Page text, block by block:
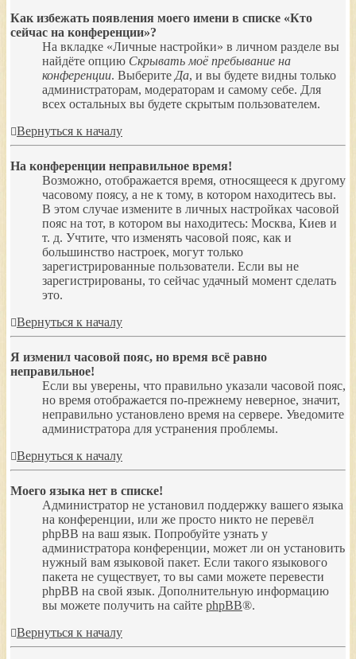
Как избежать появления моего имени в списке «Кто
сейчас на конференции»?
На вкладке «Личные настройки» в личном разделе вы
найдёте опцию Скрывать моё пребывание на
конференции. Выберите Да, и вы будете видны только
администраторам, модераторам и самому себе. Для
всех остальных вы будете скрытым пользователем.
Вернуться к началу
На конференции неправильное время!
Возможно, отображается время, относящееся к другому
часовому поясу, а не к тому, в котором находитесь вы.
В этом случае измените в личных настройках часовой
пояс на тот, в котором вы находитесь: Москва, Киев и
т. д. Учтите, что изменять часовой пояс, как и
большинство настроек, могут только
зарегистрированные пользователи. Если вы не
зарегистрированы, то сейчас удачный момент сделать
это.
Вернуться к началу
Я изменил часовой пояс, но время всё равно
неправильное!
Если вы уверены, что правильно указали часовой пояс,
но время отображается по-прежнему неверное, значит,
неправильно установлено время на сервере. Уведомите
администратора для устранения проблемы.
Вернуться к началу
Моего языка нет в списке!
Администратор не установил поддержку вашего языка
на конференции, или же просто никто не перевёл
phpBB на ваш язык. Попробуйте узнать у
администратора конференции, может ли он установить
нужный вам языковой пакет. Если такого языкового
пакета не существует, то вы сами можете перевести
phpBB на свой язык. Дополнительную информацию
вы можете получить на сайте phpBB®.
Вернуться к началу